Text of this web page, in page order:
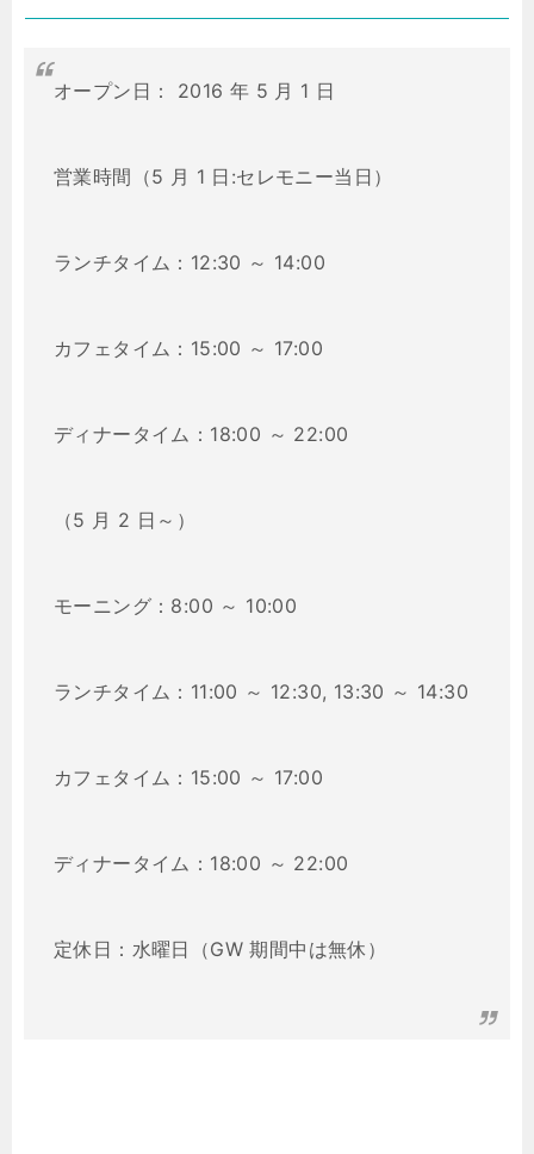
オープン日： 2016 年 5 月 1 日
営業時間（5 月 1 日:セレモニー当日）
ランチタイム：12:30 ～ 14:00
カフェタイム：15:00 ～ 17:00
ディナータイム：18:00 ～ 22:00
（5 月 2 日～）
モーニング：8:00 ～ 10:00
ランチタイム：11:00 ～ 12:30, 13:30 ～ 14:30
カフェタイム：15:00 ～ 17:00
ディナータイム：18:00 ～ 22:00
定休日：水曜日（GW 期間中は無休）